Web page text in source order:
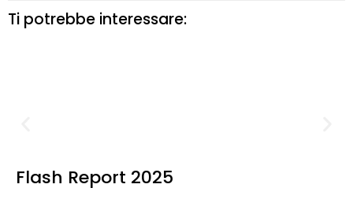
Ti potrebbe interessare:
Flash Report 2025